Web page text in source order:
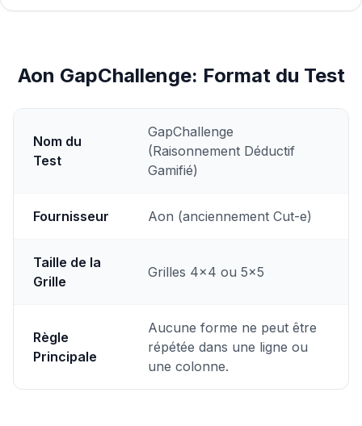
Aon GapChallenge: Format du Test
Nom du
Test
GapChallenge
(Raisonnement Déductif
Gamifié)
Fournisseur Aon (anciennement Cut-e)
Taille de la
Grille
Grilles 4x4 ou 5x5
Règle
Principale
Aucune forme ne peut être
répétée dans une ligne ou
une colonne.